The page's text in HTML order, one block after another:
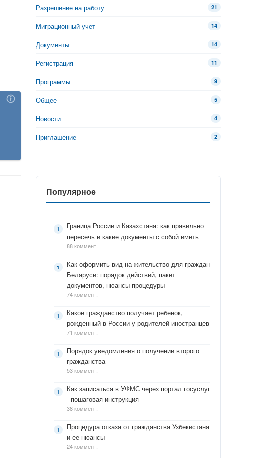
Разрешение на работу 21
Миграционный учет 14
Документы 14
Регистрация 11
Программы 9
Общее 5
Новости 4
Приглашение 2
Популярное
Граница России и Казахстана: как правильно
пересечь и какие документы с собой иметь
88 коммент.
Как оформить вид на жительство для граждан
Беларуси: порядок действий, пакет
документов, нюансы процедуры
74 коммент.
Какое гражданство получает ребенок,
рожденный в России у родителей иностранцев
71 коммент.
Порядок уведомления о получении второго
гражданства
53 коммент.
Как записаться в УФМС через портал госуслуг
- пошаговая инструкция
38 коммент.
Процедура отказа от гражданства Узбекистана
и ее нюансы
24 коммент.